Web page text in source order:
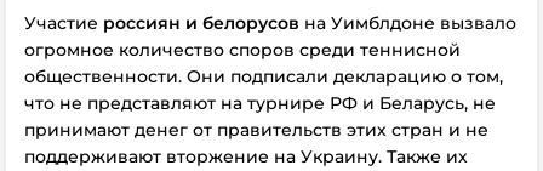
Участие россиян и белорусов на Уимблдоне вызвало
огромное количество споров среди теннисной
общественности. Они подписали декларацию о том,
что не представляют на турнире РФ и Беларусь, не
принимают денег от правительств этих стран и не
поддерживают вторжение на Украину. Также их